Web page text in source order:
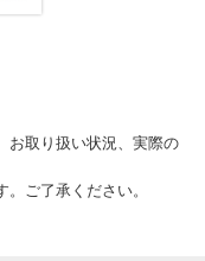
お取り扱い状況、実際の
ご了承ください。